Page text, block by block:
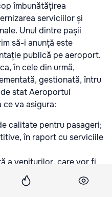
îmbunătățirea
serviciilor și
Unul dintre pașii
să-i anunță este
publică pe aeroport.
în cele din urmă,
gestionată, întru
stat Aeroportul
ce va asigura:
calitate pentru pasageri;
în raport cu serviciile
a veniturilor, care vor fi
condițiilor de pe